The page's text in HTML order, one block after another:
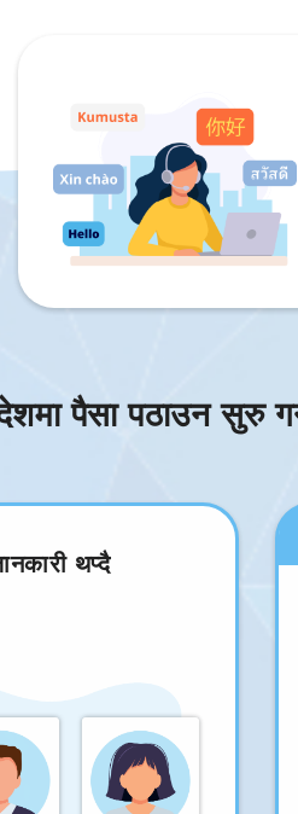
पैसा पठाउन सुरु
थप्दै